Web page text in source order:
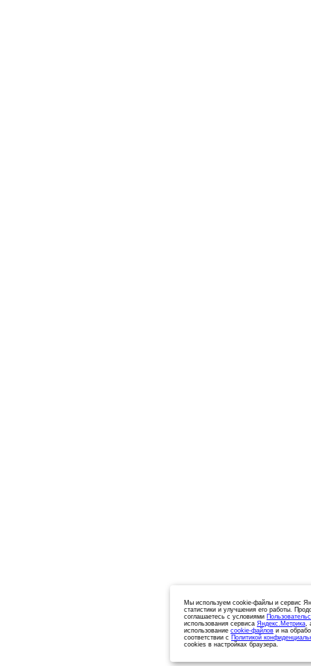
Мы используем cookie-файлы и сервис
статистики и улучшения его работы.
соглашаетесь с условиями
использования сервиса Яндекс.Метрика,
использование cookie-файлов и на
соответствии с Политикой
cookies в настройках браузера.